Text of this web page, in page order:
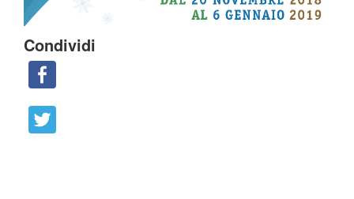
Condividi